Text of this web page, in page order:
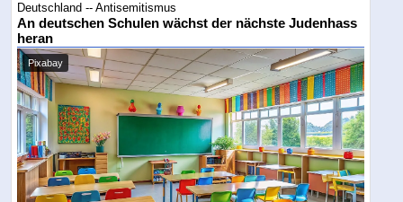
Deutschland -- Antisemitismus
An deutschen Schulen wächst der nächste Judenhass
heran
Pixabay